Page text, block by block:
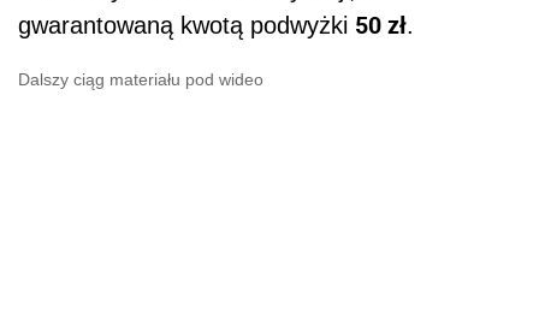
gwarantowaną kwotą podwyżki 50 zł.
Dalszy ciąg materiału pod wideo